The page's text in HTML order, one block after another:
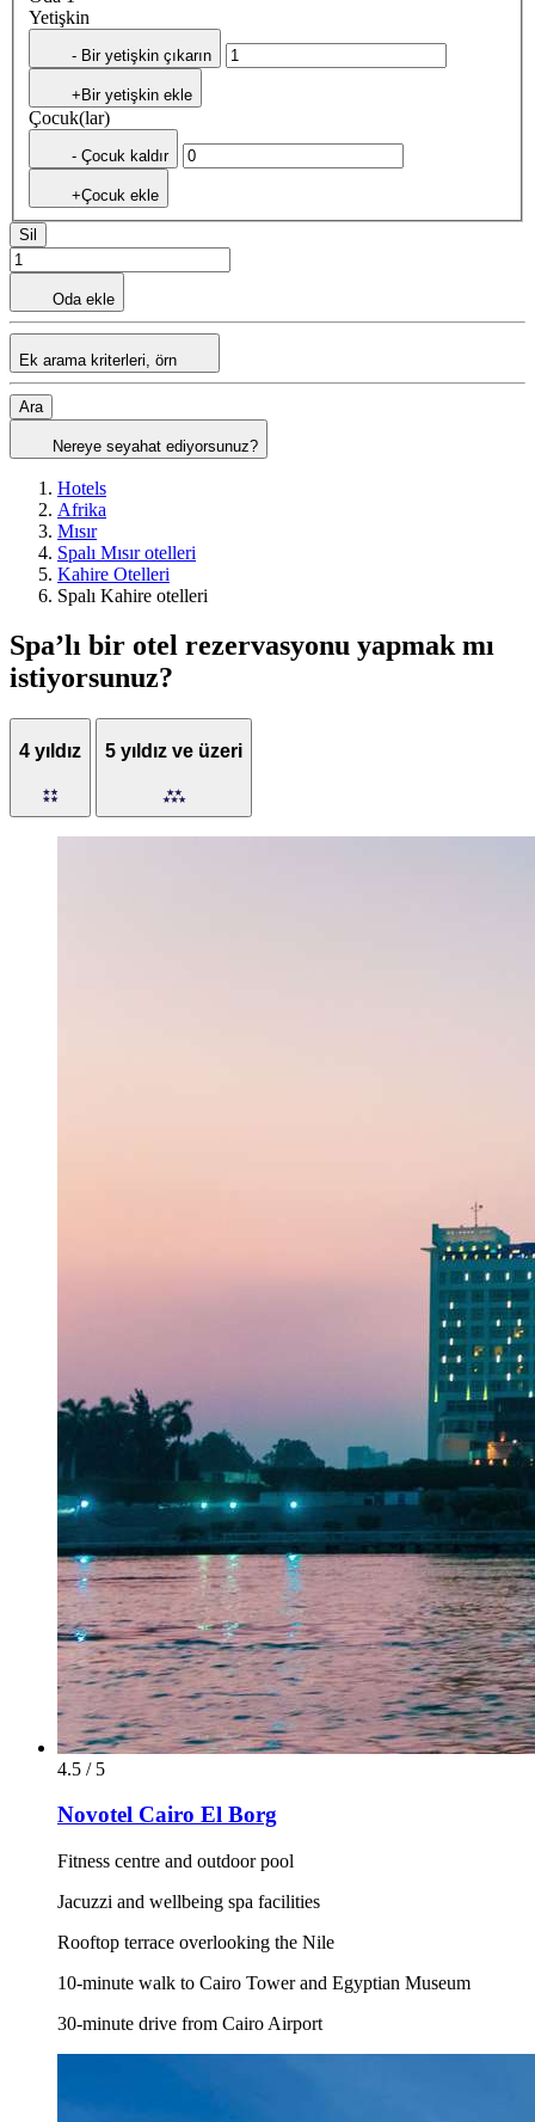
Yetişkin
- Bir yetişkin çıkarın
+Bir yetişkin ekle
Çocuk(lar)
- Çocuk kaldır
+Çocuk ekle
Sil
Oda ekle
Ek arama kriterleri, örn
Ara
Nereye seyahat ediyorsunuz?
Hotels
Afrika
Mısır
Spalı Mısır otelleri
Kahire Otelleri
Spalı Kahire otelleri
Spa’lı bir otel rezervasyonu yapmak mı
istiyorsunuz?
4 yıldız 5 yıldız ve üzeri
4.5 / 5
Novotel Cairo El Borg
Fitness centre and outdoor pool
Jacuzzi and wellbeing spa facilities
Rooftop terrace overlooking the Nile
10-minute walk to Cairo Tower and Egyptian Museum
30-minute drive from Cairo Airport